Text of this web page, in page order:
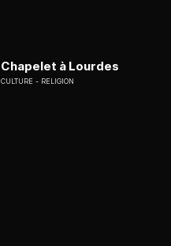
Chapelet à Lourdes
CULTURE RELIGION